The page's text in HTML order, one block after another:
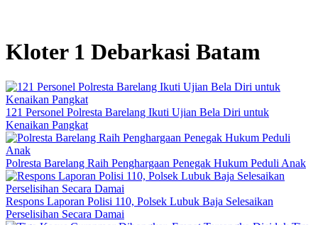
Kloter 1 Debarkasi Batam
121 Personel Polresta Barelang Ikuti Ujian Bela Diri untuk
Kenaikan Pangkat
Polresta Barelang Raih Penghargaan Penegak Hukum Peduli Anak
Respons Laporan Polisi 110, Polsek Lubuk Baja Selesaikan
Perselisihan Secara Damai